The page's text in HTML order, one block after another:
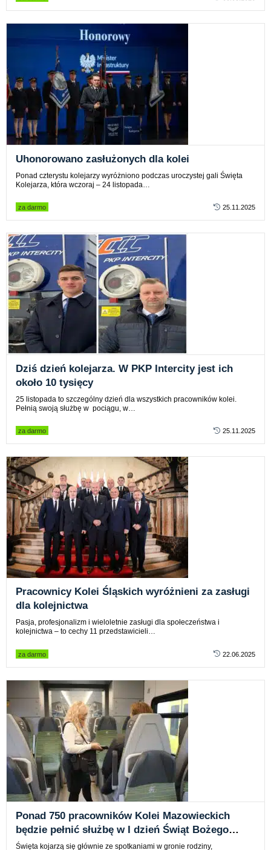
Uhonorowano zasłużonych dla kolei
Ponad czterystu kolejarzy wyróżniono podczas uroczystej gali Święta
Kolejarza, która wczoraj – 24 listopada…
za darmo 25.11.2025
Dziś dzień kolejarza. W PKP Intercity jest ich
około 10 tysięcy
25 listopada to szczególny dzień dla wszystkich pracowników kolei.
Pełnią swoją służbę w pociągu, w…
za darmo 25.11.2025
Pracownicy Kolei Śląskich wyróżnieni za zasługi
dla kolejnictwa
Pasja, profesjonalizm i wieloletnie zasługi dla społeczeństwa i
kolejnictwa – to cechy 11 przedstawicieli…
za darmo 22.06.2025
Ponad 750 pracowników Kolei Mazowieckich
będzie pełnić służbę w I dzień Świąt Bożego
Narodzenia
Święta kojarzą się głównie ze spotkaniami w gronie rodziny,